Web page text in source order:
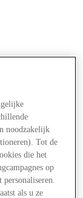
noodzakelijk
Tot de
die het
op
als u ze